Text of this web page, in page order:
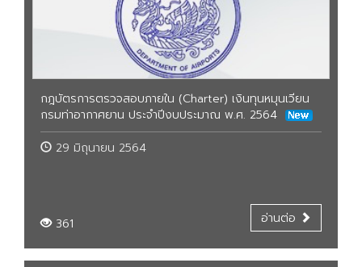
กฎบัตรการตรวจสอบภายใน (Charter) เงินทุนหมุนเวียน
กรมท่าอากาศยาน ประจำปีงบประมาณ พ.ศ. 2564
29 มิถุนายน 2564
361 อ่านต่อ